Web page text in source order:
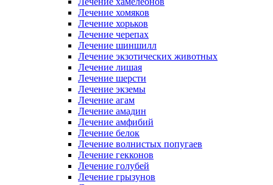
Лечение хомяков
Лечение хорьков
Лечение черепах
Лечение шиншилл
Лечение экзотических животных
Лечение лишая
Лечение шерсти
Лечение экземы
Лечение агам
Лечение амадин
Лечение амфибий
Лечение белок
Лечение волнистых попугаев
Лечение гекконов
Лечение голубей
Лечение грызунов